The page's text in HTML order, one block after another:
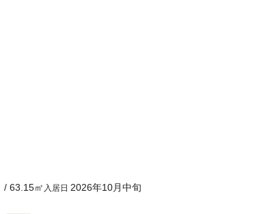
/ 63.15㎡ 入居日 2026年10月中旬